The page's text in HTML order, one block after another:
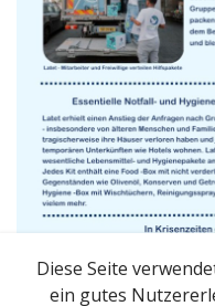
Diese Seite
ein gutes